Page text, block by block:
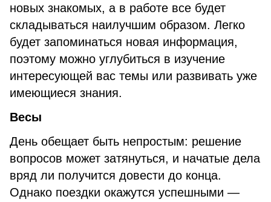
новых знакомых, а в работе все будет
складываться наилучшим образом. Легко
будет запоминаться новая информация,
поэтому можно углубиться в изучение
интересующей вас темы или развивать уже
имеющиеся знания.
Весы
День обещает быть непростым: решение
вопросов может затянуться, и начатые дела
вряд ли получится довести до конца.
Однако поездки окажутся успешными —